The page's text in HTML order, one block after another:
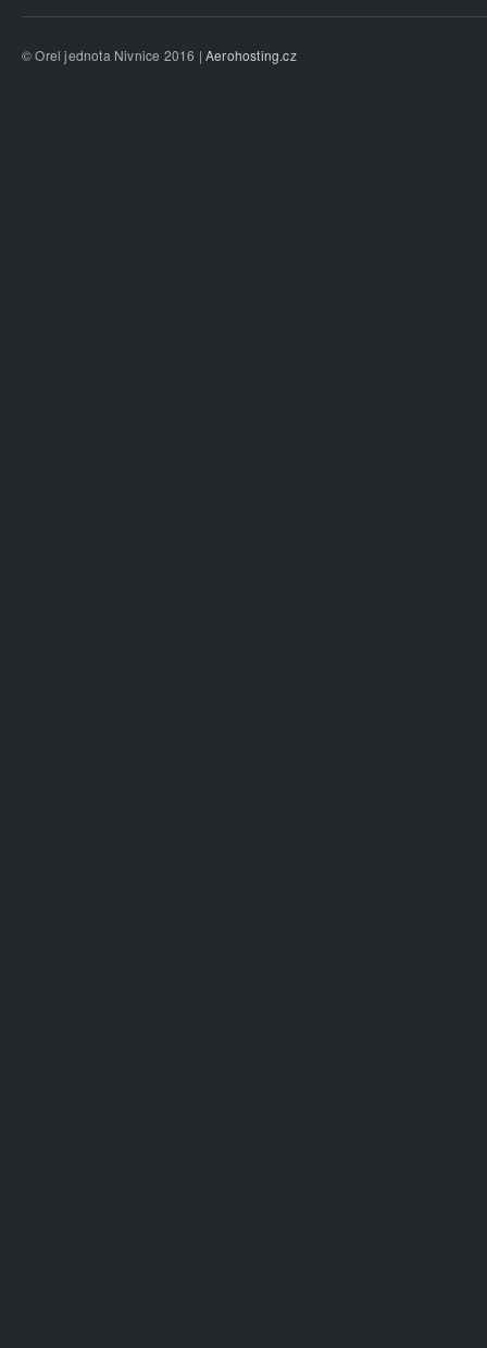
© Orel jednota Nivnice 2016 | Aerohosting.cz